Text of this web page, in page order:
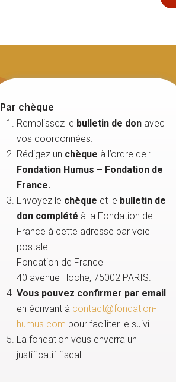
Par chèque
Remplissez le bulletin de don avec
vos coordonnées.
Rédigez un chèque à l’ordre de :
Fondation Humus – Fondation de
France.
Envoyez le chèque et le bulletin de
don complété à la Fondation de
France à cette adresse par voie
postale :
Fondation de France
40 avenue Hoche, 75002 PARIS.
Vous pouvez confirmer par email
en écrivant à contact@fondation-
humus.com pour faciliter le suivi.
La fondation vous enverra un
justificatif fiscal.